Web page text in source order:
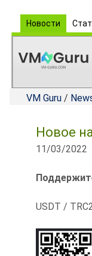
Новости
VM Guru /
Новое
11/03/2022
USDT /